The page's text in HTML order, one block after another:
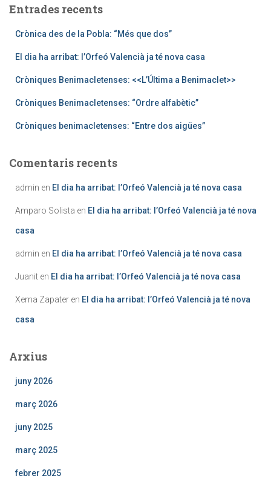
:Entrades recents
Crònica des de la Pobla: “Més que dos”
El dia ha arribat: l’Orfeó Valencià ja té nova casa
Cròniques Benimacletenses: <<L’Última a Benimaclet>>
Cròniques Benimacletenses: “Ordre alfabètic”
Cròniques benimacletenses: “Entre dos aigües”
Comentaris recents
admin en El dia ha arribat: l’Orfeó Valencià ja té nova casa
Amparo Solista en El dia ha arribat: l’Orfeó Valencià ja té nova
casa
admin en El dia ha arribat: l’Orfeó Valencià ja té nova casa
Juanit en El dia ha arribat: l’Orfeó Valencià ja té nova casa
Xema Zapater en El dia ha arribat: l’Orfeó Valencià ja té nova
casa
Arxius
juny 2026
març 2026
juny 2025
març 2025
febrer 2025